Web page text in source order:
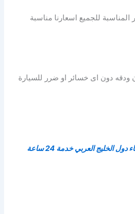
للجميع اسعارنا مناسبة
ودقه دون اى خسائر او ضرر للسيارة
الخليج العربي خدمة 24 ساعة